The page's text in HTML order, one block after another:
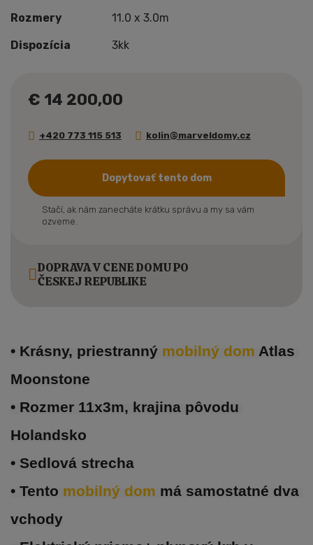
Rozmery 11.0 x 3.0m
Dispozícia 3kk
€ 14 200,00
+420 773 115 513 kolin@marveldomy.cz
Dopytovať tento dom
Stačí, ak nám zanecháte krátku správu a my sa vám
ozveme.
DOPRAVA V CENE DOMU PO
ČESKEJ REPUBLIKE
• Krásny, priestranný mobilný dom Atlas
Moonstone
• Rozmer 11x3m, krajina pôvodu
Holandsko
• Sedlová strecha
• Tento mobilný dom má samostatné dva
vchody